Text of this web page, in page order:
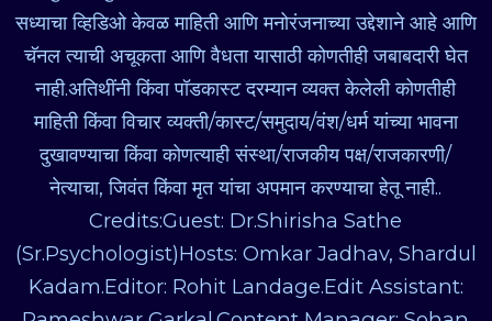
सध्याचा व्हिडिओ केवळ माहिती आणि मनोरंजनाच्या उद्देशाने आहे आणि
चॅनल त्याची अचूकता आणि वैधता यासाठी कोणतीही जबाबदारी घेत
नाही.अतिथींनी किंवा पॉडकास्ट दरम्यान व्यक्त केलेली कोणतीही
माहिती किंवा विचार व्यक्ती/कास्ट/समुदाय/वंश/धर्म यांच्या भावना
दुखावण्याचा किंवा कोणत्याही संस्था/राजकीय पक्ष/राजकारणी/
नेत्याचा, जिवंत किंवा मृत यांचा अपमान करण्याचा हेतू नाही..
Credits:Guest: Dr.Shirisha Sathe
(Sr.Psychologist)Hosts: Omkar Jadhav, Shardul
Kadam.Editor: Rohit Landage.Edit Assistant: